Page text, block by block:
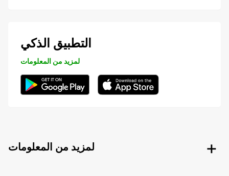
التطبيق الذكي
لمزيد من المعلومات
لمزيد من المعلومات